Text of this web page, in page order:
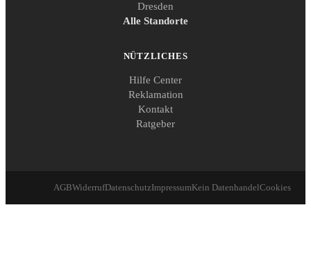
Dresden
Alle Standorte
NÜTZLICHES
Hilfe Center
Reklamation
Kontakt
Ratgeber
AGBWiderrufDatenschutzImpressumKein DatenhandelCookies